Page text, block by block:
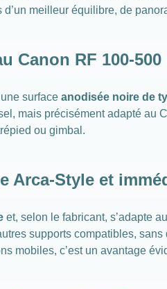
meilleur équilibre, de
Canon RF 100-
surface anodisée noire de
mais précisément adapté
ou gimbal.
Arca-Style et
et, selon le fabricant, s’adapte
supports compatibles,
mobiles, c’est un avantage